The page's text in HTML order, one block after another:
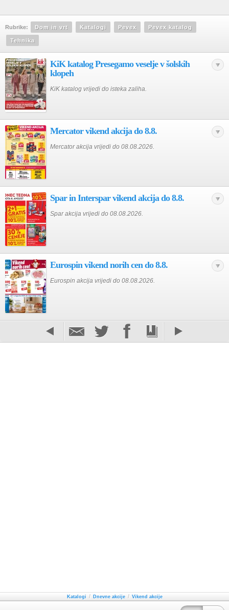
Rubrike: Dom in vrt Katalogi Pevex Pevex katalog
Tehnika
KiK katalog Presegamo veselje v šolskih
klopeh
KiK katalog vrijedi do isteka zaliha.
Mercator vikend akcija do 8.8.
Mercator akcija vrijedi do 08.08.2026.
Spar in Interspar vikend akcija do 8.8.
Spar akcija vrijedi do 08.08.2026.
Eurospin vikend norih cen do 8.8.
Eurospin akcija vrijedi do 08.08.2026.
Katalogi / Dnevne akcije / Vikend akcije